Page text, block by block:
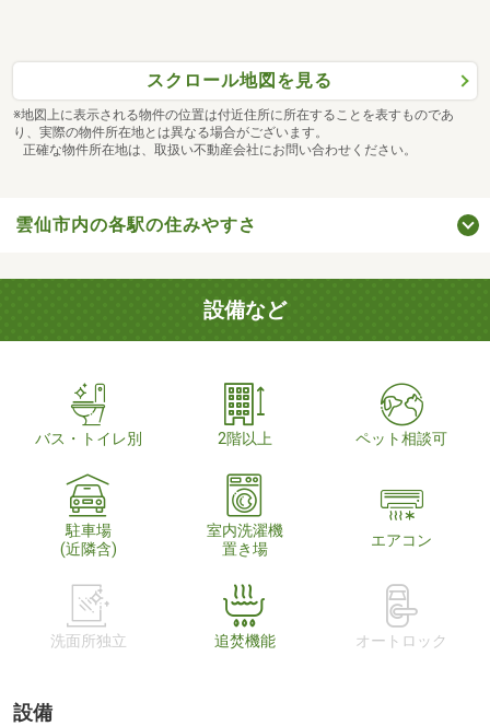
スクロール地図を見る
※地図上に表示される物件の位置は付近住所に所在することを表すものであ
り、実際の物件所在地とは異なる場合がございます。
正確な物件所在地は、取扱い不動産会社にお問い合わせください。
雲仙市内の各駅の住みやすさ
設備など
バス・トイレ別 2階以上 ペット相談可
駐車場
(近隣含)
室内洗濯機
置き場
エアコン
洗面所独立 追焚機能 オートロック
設備